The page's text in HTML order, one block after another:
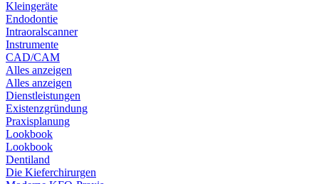
Kleingeräte
Endodontie
Intraoralscanner
Instrumente
CAD/CAM
Alles anzeigen
Alles anzeigen
Dienstleistungen
Existenzgründung
Praxisplanung
Lookbook
Lookbook
Dentiland
Die Kieferchirurgen